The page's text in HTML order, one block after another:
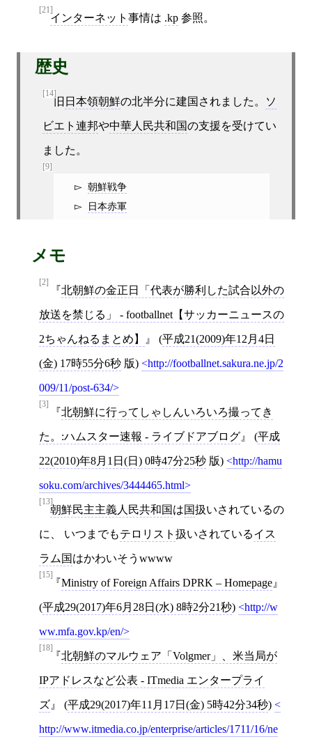
[21]
インターネット 事情は .kp 参照。
歴史
[14]
旧 日本領朝鮮の北半分に建国されました。 ソ
ビエト連邦や中華人民共和国の支援を受けてい
ました。
[9]
朝鮮戦争
日本赤軍
メモ
[2]
北朝鮮の金正日「代表が勝利した試合以外の
放送を禁じる」 - footballnet【サッカーニュースの
2ちゃんねるまとめ】 (平成21(2009)年12月4日
(金) 17時55分6秒 版) http://footballnet.sakura.ne.jp/2
009/11/post-634/
[3]
北朝鮮に行ってしゃしんいろいろ撮ってき
た。:ハムスター速報 - ライブドアブログ (平成
22(2010)年8月1日(日) 0時47分25秒 版) http://hamu
soku.com/archives/3444465.html
[13]
朝鮮民主主義人民共和国は国扱いされているの
に、 いつまでもテロリスト 扱いされているイス
ラム国はかわいそうwwww
[15]
Ministry of Foreign Affairs DPRK – Homepage
(平成29(2017)年6月28日(水) 8時2分21秒) http://w
ww.mfa.gov.kp/en/
[18]
北朝鮮のマルウェア「Volgmer」、米当局が
IPアドレスなど公表 - ITmedia エンタープライ
ズ (平成29(2017)年11月17日(金) 5時42分34秒)
http://www.itmedia.co.jp/enterprise/articles/1711/16/ne